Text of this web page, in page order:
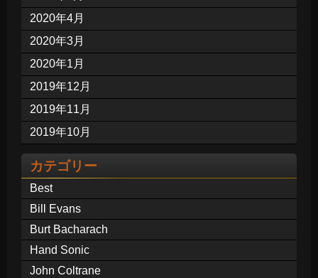
2020年4月
2020年3月
2020年1月
2019年12月
2019年11月
2019年10月
カテゴリー
Best
Bill Evans
Burt Bacharach
Hand Sonic
John Coltrane